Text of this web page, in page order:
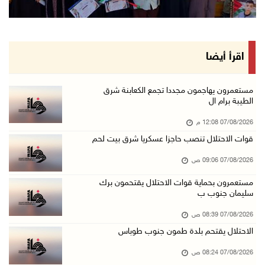
الاحتلال يخطر باقتلاع أشجار من 310 دونمات وال ...
قوات الاحتلال تقتحم يعبد جنوب غرب جنين
48 إصابة منذ بدء عدوان الاحتلال على مخيم قلند ...
06/آب/2026 10:45 م
الاحتلال يعتقل شابين من المغير
06/آب/2026 10:27 م
وزير الداخلية يبحث مع مكافحة المخدرات الدولي ...
06/آب/2026 10:01 م
06/آب/2026 09:17 م
اقرأ أيضا
مستعمرون يهاجمون مجددا تجمع الكعابنة شرق
الطيبة برام ال
07/08/2026 12:08 م
قوات الاحتلال تنصب حاجزا عسكريا شرق بيت لحم
07/08/2026 09:06 ص
مستعمرون بحماية قوات الاحتلال يقتحمون برك
سليمان جنوب ب
07/08/2026 08:39 ص
الاحتلال يقتحم بلدة طمون جنوب طوباس
07/08/2026 08:24 ص